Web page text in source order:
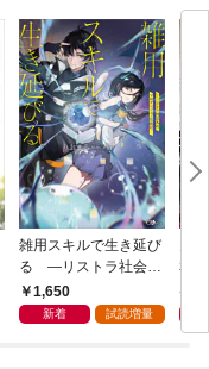
雑用スキルで生き延び
る —リストラ社会人
のソロダンジョン攻略
記—
1,650
新着 試読増量
私
し